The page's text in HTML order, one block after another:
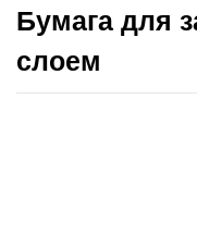
Бумага для
слоем